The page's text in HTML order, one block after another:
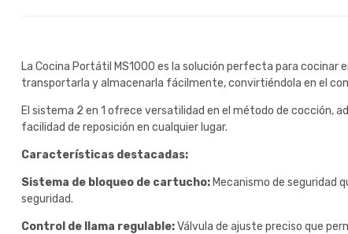
La Cocina Portátil MS1000 es la solución perfecta para
transportarla y almacenarla fácilmente, convirtiéndola en el
El sistema 2 en 1 ofrece versatilidad en el método de
facilidad de reposición en cualquier lugar.
Características destacadas:
Sistema de bloqueo de cartucho: Mecanismo de seguridad
seguridad.
Control de llama regulable:Válvula de ajuste preciso que